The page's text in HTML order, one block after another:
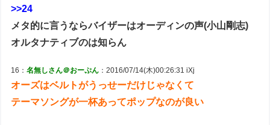
>>24
メタ的に言うならバイザーはオーディンの声(小山剛志)
オルタナティブのは知らん
16：名無しさん＠おーぷん ：2016/07/14(木)00:26:31 iXj
オーズはベルトがうっせーだけじゃなくて
テーマソングが一杯あってポップなのが良い